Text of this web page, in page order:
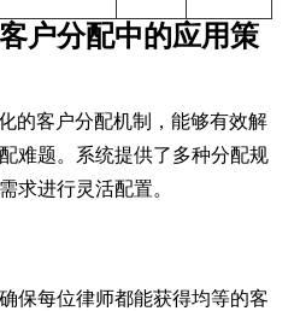
户分配中的应用策
的客户分配机制，能够有效解
难题。系统提供了多种分配规
求进行灵活配置。
保每位律师都能获得均等的客